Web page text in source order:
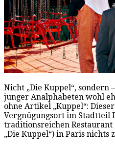
Nicht „Die Kuppel“, sondern
junger Analphabeten wohl
ohne Artikel „Kuppel“:
Vergnügungsort im Stadtteil
traditionsreichen Restaurant
„Die Kuppel“) in Paris nichts